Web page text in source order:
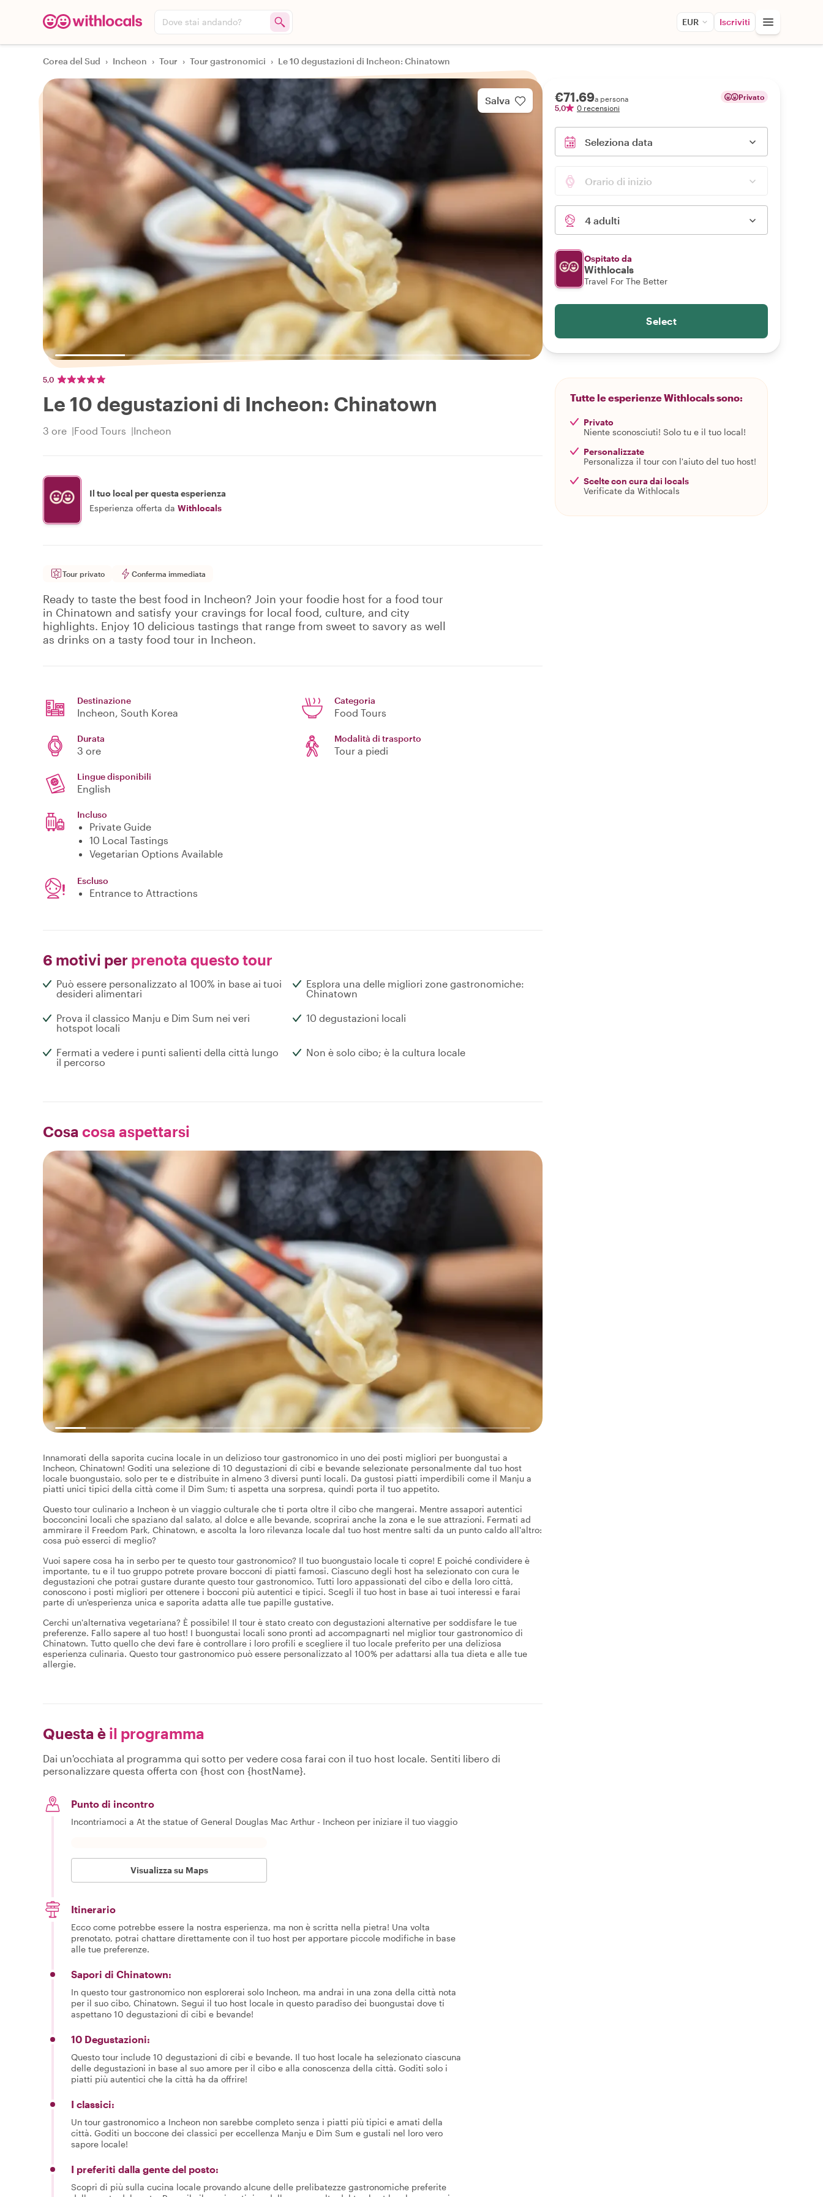
Dove stai andando? EUR Iscriviti
Corea del Sud › Incheon › Tour › Tour gastronomici › Le 10 degustazioni di Incheon: Chinatown
Salva
5,0
Le 10 degustazioni di Incheon: Chinatown
3 ore Food Tours Incheon
Il tuo local per questa esperienza
Esperienza offerta da Withlocals
Tour privato Conferma immediata
Ready to taste the best food in Incheon? Join your foodie host for a food tour
in Chinatown and satisfy your cravings for local food, culture, and city
highlights. Enjoy 10 delicious tastings that range from sweet to savory as well
as drinks on a tasty food tour in Incheon.
Destinazione
Incheon, South Korea
Categoria
Food Tours
Durata
3 ore
Modalità di trasporto
Tour a piedi
Lingue disponibili
English
Incluso
Private Guide
10 Local Tastings
Vegetarian Options Available
Escluso
Entrance to Attractions
6 motivi per prenota questo tour
Può essere personalizzato al 100% in base ai tuoi
desideri alimentari
Esplora una delle migliori zone gastronomiche:
Chinatown
Prova il classico Manju e Dim Sum nei veri
hotspot locali
10 degustazioni locali
Fermati a vedere i punti salienti della città lungo
il percorso
Non è solo cibo; è la cultura locale
Cosa cosa aspettarsi
Innamorati della saporita cucina locale in un delizioso tour gastronomico in uno dei posti migliori per buongustai a
Incheon, Chinatown! Goditi una selezione di 10 degustazioni di cibi e bevande selezionate personalmente dal tuo host
locale buongustaio, solo per te e distribuite in almeno 3 diversi punti locali. Da gustosi piatti imperdibili come il Manju a
piatti unici tipici della città come il Dim Sum; ti aspetta una sorpresa, quindi porta il tuo appetito.
Questo tour culinario a Incheon è un viaggio culturale che ti porta oltre il cibo che mangerai. Mentre assapori autentici
bocconcini locali che spaziano dal salato, al dolce e alle bevande, scoprirai anche la zona e le sue attrazioni. Fermati ad
ammirare il Freedom Park, Chinatown, e ascolta la loro rilevanza locale dal tuo host mentre salti da un punto caldo all'altro:
cosa può esserci di meglio?
Vuoi sapere cosa ha in serbo per te questo tour gastronomico? Il tuo buongustaio locale ti copre! E poiché condividere è
importante, tu e il tuo gruppo potrete provare bocconi di piatti famosi. Ciascuno degli host ha selezionato con cura le
degustazioni che potrai gustare durante questo tour gastronomico. Tutti loro appassionati del cibo e della loro città,
conoscono i posti migliori per ottenere i bocconi più autentici e tipici. Scegli il tuo host in base ai tuoi interessi e farai
parte di un'esperienza unica e saporita adatta alle tue papille gustative.
Cerchi un'alternativa vegetariana? È possibile! Il tour è stato creato con degustazioni alternative per soddisfare le tue
preferenze. Fallo sapere al tuo host! I buongustai locali sono pronti ad accompagnarti nel miglior tour gastronomico di
Chinatown. Tutto quello che devi fare è controllare i loro profili e scegliere il tuo locale preferito per una deliziosa
esperienza culinaria. Questo tour gastronomico può essere personalizzato al 100% per adattarsi alla tua dieta e alle tue
allergie.
Questa è il programma
Dai un'occhiata al programma qui sotto per vedere cosa farai con il tuo host locale. Sentiti libero di
personalizzare questa offerta con {host con {hostName}.
Punto di incontro
Incontriamoci a At the statue of General Douglas Mac Arthur - Incheon per iniziare il tuo viaggio
Visualizza su Maps
Itinerario
Ecco come potrebbe essere la nostra esperienza, ma non è scritta nella pietra! Una volta
prenotato, potrai chattare direttamente con il tuo host per apportare piccole modifiche in base
alle tue preferenze.
Sapori di Chinatown:
In questo tour gastronomico non esplorerai solo Incheon, ma andrai in una zona della città nota
per il suo cibo, Chinatown. Segui il tuo host locale in questo paradiso dei buongustai dove ti
aspettano 10 degustazioni di cibi e bevande!
10 Degustazioni:
Questo tour include 10 degustazioni di cibi e bevande. Il tuo host locale ha selezionato ciascuna
delle degustazioni in base al suo amore per il cibo e alla conoscenza della città. Goditi solo i
piatti più autentici che la città ha da offrire!
I classici:
Un tour gastronomico a Incheon non sarebbe completo senza i piatti più tipici e amati della
città. Goditi un boccone dei classici per eccellenza Manju e Dim Sum e gustali nel loro vero
sapore locale!
I preferiti dalla gente del posto:
Scopri di più sulla cucina locale provando alcune delle prelibatezze gastronomiche preferite
€71.69a persona
5,0
0 recensioni
Privato
Seleziona data
Orario di inizio
4 adulti
Ospitato da
Withlocals
Travel For The Better
Select
Tutte le esperienze Withlocals sono:
Privato
Niente sconosciuti! Solo tu e il tuo local!
Personalizzate
Personalizza il tour con l'aiuto del tuo host!
Scelte con cura dai locals
Verificate da Withlocals